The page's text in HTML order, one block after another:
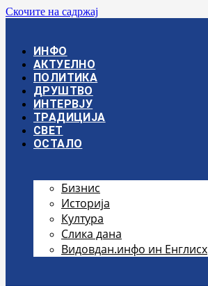
Скочите на садржај
ИНФО
АКТУЕЛНО
ПОЛИТИКА
ДРУШТВО
ИНТЕРВЈУ
ТРАДИЦИЈА
СВЕТ
ОСТАЛО
Бизнис
Историја
Култура
Слика дана
Видовдан.инфо ин Енглисх